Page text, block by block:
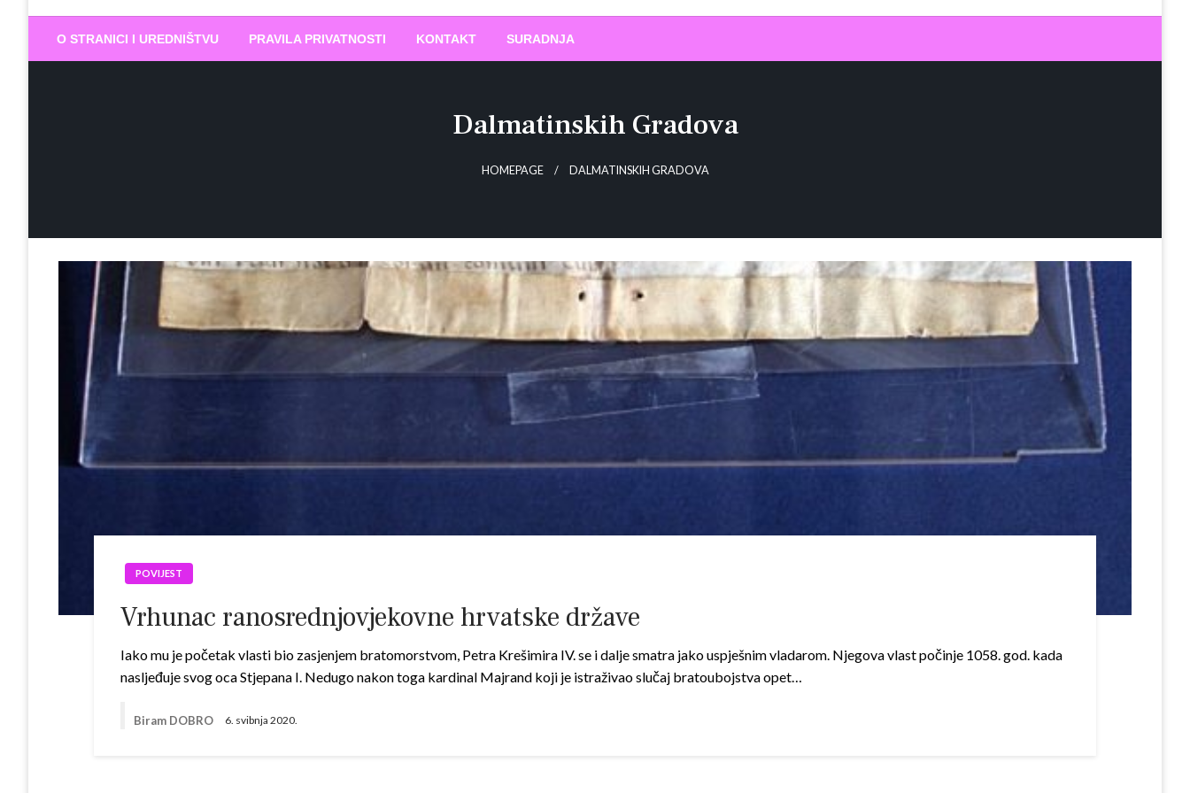
Biram DOBRO
O STRANICI I UREDNIŠTVU PRAVILA PRIVATNOSTI KONTAKT SURADNJA
Dalmatinskih Gradova
HOMEPAGE DALMATINSKIH GRADOVA
POVIJEST
Vrhunac ranosrednjovjekovne hrvatske države
Iako mu je početak vlasti bio zasjenjem bratomorstvom, Petra Krešimira IV. se i dalje smatra jako uspješnim vladarom. Njegova vlast počinje 1058. god. kada
nasljeđuje svog oca Stjepana I. Nedugo nakon toga kardinal Majrand koji je istraživao slučaj bratoubojstva opet…
Biram DOBRO 6. svibnja 2020.